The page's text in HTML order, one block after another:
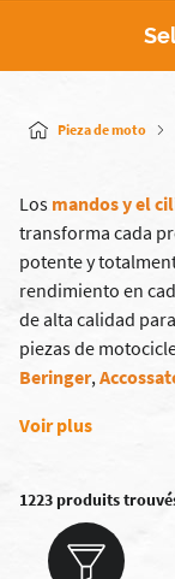
Pieza de moto
Los mandos y el
transforma cada
potente y
rendimiento en
de alta calidad
piezas de
Beringer,
Voir plus
1223 produits